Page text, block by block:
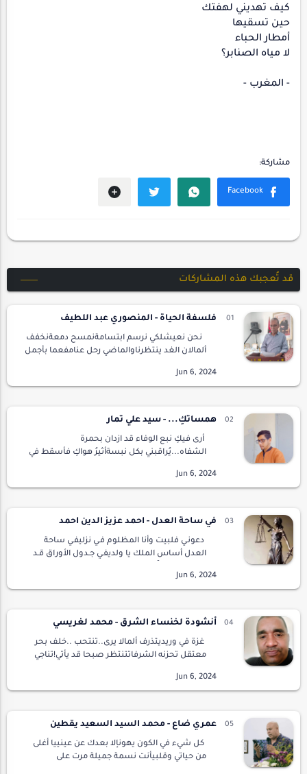
كيف تهديني لهفتك
حين تسقيها
أمطار الحباء
لا مياه الصنابر؟
- المغرب -
قد تُعجبك هذه المشاركات
فلسفة الحياة - المنصوري عبد اللطيف
نحن نعيشلكي نرسم ابتسامةنمسح دمعةنخفف
ألمالان الغد ينتظرناوالماضي رحل عنامفعما بأجمل
بناومعنالنستعيد جميعالحظاتاحداثوقائعترسخت
همساتكِ... - سيد علي تمار
أرى فيكِ نبع الوفاء قد ازدان بحمرة
الشفاه...يُراقبني بكل نبسةأثيرُ هواكِ فأسقط في
الجفون همسها و تُطربني بأشفار الدلع...فأغدو
في ساحة العدل - احمد عزيز الدين احمد
دعونـي فلبيت وأنا المظلوم فـي نزليفـي ساحة
العدل أساس الملك يا ولديفـي جـدول الأوراق قـد
السكنيوما قطعت طريق لأشجار وارفة الجنيولا أ…
أنشودة لخنساء الشرق - محمد لغريسي
غزة في وريديتذرف ألمالا يرى..تنتحب ..خلف بحر
معتقل تحزنه الشرفاتتنتظر صبحا قد يأتي!تناجي
:كبدي على المراجل تختلج ..زلزال يهدر…
عمري ضاع - محمد السيد السعيد يقطين
كل شيء في الكون يهونإلا بعدك عن عينييا أغلى
من حياتي وقلبيأنت نسمة جميلة مرت على